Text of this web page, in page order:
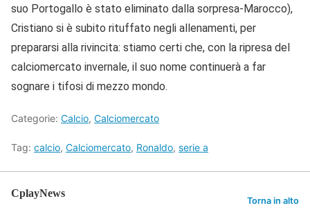
suo Portogallo è stato eliminato dalla sorpresa-Marocco),
Cristiano si è subito rituffato negli allenamenti, per
prepararsi alla rivincita: stiamo certi che, con la ripresa del
calciomercato invernale, il suo nome continuerà a far
sognare i tifosi di mezzo mondo.
Categorie: Calcio, Calciomercato
Tag: calcio, Calciomercato, Ronaldo, serie a
CplayNews
Torna in alto